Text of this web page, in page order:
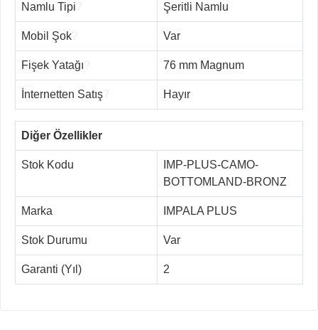
Namlu Tipi Şeritli Namlu
Mobil Şok Var
Fişek Yatağı 76 mm Magnum
İnternetten Satış Hayır
Diğer Özellikler
Stok Kodu
IMP-PLUS-CAMO-
BOTTOMLAND-BRONZ
Marka IMPALA PLUS
Stok Durumu Var
Garanti (Yıl) 2